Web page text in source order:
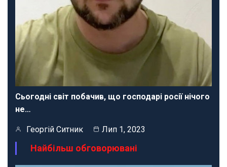
Сьогодні світ побачив, що господарі росії нічого
не…
Георгій Ситник Лип 1, 2023
Найбільш обговорювані